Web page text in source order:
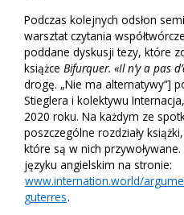
Podczas kolejnych odsłon
warsztat czytania
poddane dyskusji tezy, które
książce Bifurquer. «Il n’y a pas
drogę. „Nie ma alternatywy”]
Stieglera i kolektywu
2020 roku. Na każdym ze
poszczególne rozdziały
które są w nich
języku angielskim na stronie:
www.internation.world/
guterres.